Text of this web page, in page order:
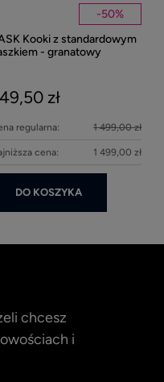
-50%
Kooki z standardowym
- granatowy
zł
regularna: 1 499,00 zł
cena: 1 499,00 zł
DO KOSZYKA
chcesz
i